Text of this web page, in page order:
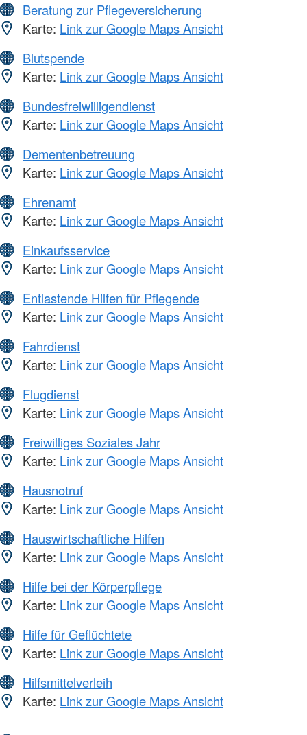
Beratung zur Pflegeversicherung
Karte: Link zur Google Maps Ansicht
Blutspende
Karte: Link zur Google Maps Ansicht
Bundesfreiwilligendienst
Karte: Link zur Google Maps Ansicht
Dementenbetreuung
Karte: Link zur Google Maps Ansicht
Ehrenamt
Karte: Link zur Google Maps Ansicht
Einkaufsservice
Karte: Link zur Google Maps Ansicht
Entlastende Hilfen für Pflegende
Karte: Link zur Google Maps Ansicht
Fahrdienst
Karte: Link zur Google Maps Ansicht
Flugdienst
Karte: Link zur Google Maps Ansicht
Freiwilliges Soziales Jahr
Karte: Link zur Google Maps Ansicht
Hausnotruf
Karte: Link zur Google Maps Ansicht
Hauswirtschaftliche Hilfen
Karte: Link zur Google Maps Ansicht
Hilfe bei der Körperpflege
Karte: Link zur Google Maps Ansicht
Hilfe für Geflüchtete
Karte: Link zur Google Maps Ansicht
Hilfsmittelverleih
Karte: Link zur Google Maps Ansicht